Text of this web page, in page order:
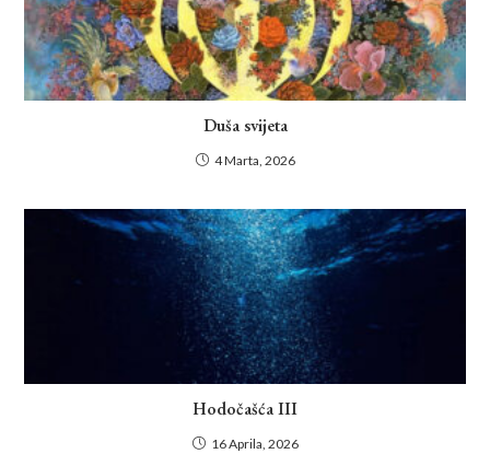
Duša svijeta
4 Marta, 2026
Hodočašća III
16 Aprila, 2026